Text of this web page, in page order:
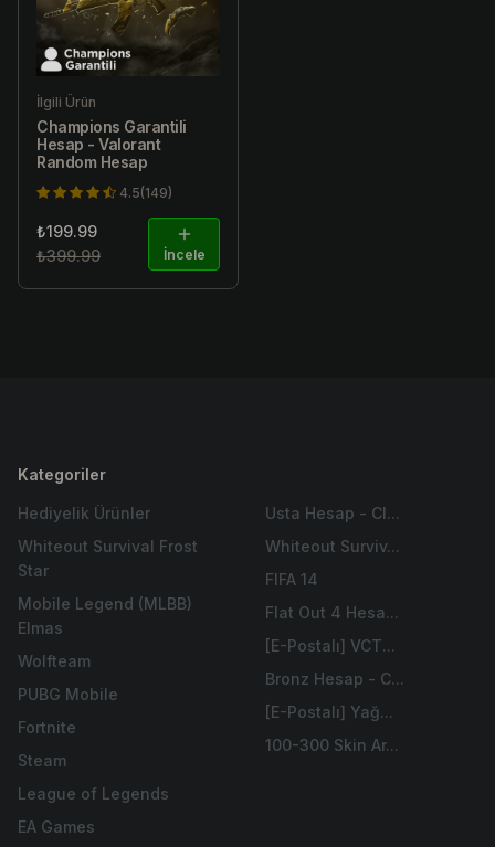
İlgili Ürün
Champions Garantili
Hesap - Valorant
Random Hesap
4.5(149)
₺199.99
₺399.99
İncele
Kategoriler
Hediyelik Ürünler
Whiteout Survival Frost
Star
Mobile Legend (MLBB)
Elmas
Wolfteam
PUBG Mobile
Fortnite
Steam
League of Legends
EA Games
Usta Hesap - Cl...
Whiteout Surviv...
FIFA 14
Flat Out 4 Hesa...
[E-Postalı] VCT...
Bronz Hesap - C...
[E-Postalı] Yağ...
100-300 Skin Ar...